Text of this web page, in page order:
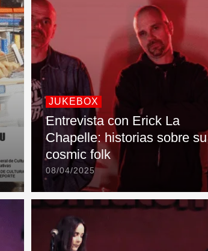
JUKEBOX
Entrevista con Erick La
Chapelle: historias sobre su
cosmic folk
08/04/2025